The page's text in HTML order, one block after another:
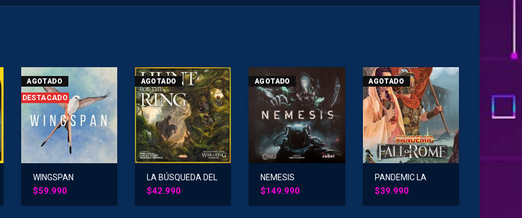
AGOTADO
DESTACADO
WINGSPAN
$59.990
AGOTADO
LA BÚSQUEDA DEL
ANILLO
$42.990
AGOTADO
NEMESIS
$149.990
AGOTADO
PANDEMIC LA
CAIDA DE ROMA
$39.990